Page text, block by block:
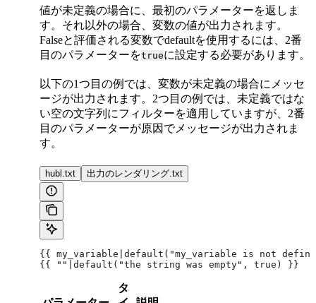
値が未定義の場合に、最初のパラメーターを返しま
す。それ以外の場合、変数の値が出力されます。
Falseと評価される変数でdefaultを使用するには、2番
目のパラメーターをtrueに設定する必要があります。
以下の1つ目の例では、変数が未定義の場合にメッセ
ージが出力されます。2つ目の例では、未定義ではな
い空の文字列にフィルターを適用していますが、2番
目のパラメーターが原因でメッセージが出力されま
す。
hubl.txt 出力のレンダリング.txt
{{ my_variable|default("my_variable is not
{{ ""|default("the string was empty", true) }}
タ